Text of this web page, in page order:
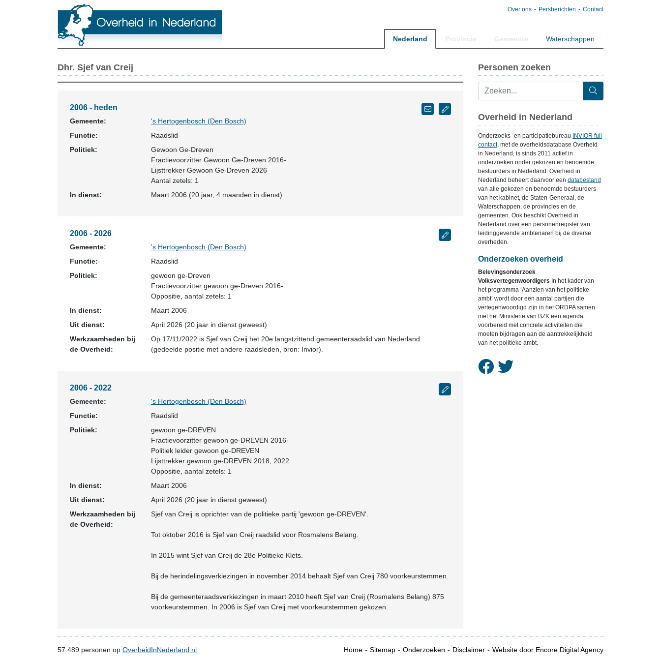
Over ons Persberichten Contact
Nederland Waterschappen
Dhr. Sjef van Creij
2006 - heden
Gemeente:
's Hertogenbosch (Den Bosch)
Functie:
Raadslid
Politiek:
Gewoon Ge-Dreven
Fractievoorzitter Gewoon Ge-Dreven 2016-
Lijsttrekker Gewoon Ge-Dreven 2026
Aantal zetels: 1
In dienst:
Maart 2006 (20 jaar, 4 maanden in dienst)
2006 - 2026
Gemeente:
's Hertogenbosch (Den Bosch)
Functie:
Raadslid
Politiek:
gewoon ge-Dreven
Fractievoorzitter gewoon ge-Dreven 2016-
Oppositie , aantal zetels: 1
In dienst:
Maart 2006
Uit dienst:
April 2026 (20 jaar in dienst geweest)
Werkzaamheden bij
de Overheid:
Op 17/11/2022 is Sjef van Creij het 20e langstzittend gemeenteraadslid van Nederland
(gedeelde positie met andere raadsleden, bron: Invior).
2006 - 2022
Gemeente:
's Hertogenbosch (Den Bosch)
Functie:
Raadslid
Politiek:
gewoon ge-DREVEN
Fractievoorzitter gewoon ge-DREVEN 2016-
Politiek leider gewoon ge-DREVEN
Lijsttrekker gewoon ge-DREVEN 2018, 2022
Oppositie , aantal zetels: 1
In dienst:
Maart 2006
Uit dienst:
April 2026 (20 jaar in dienst geweest)
Werkzaamheden bij
de Overheid:
Sjef van Creij is oprichter van de politieke partij 'gewoon ge-DREVEN'.
Tot oktober 2016 is Sjef van Creij raadslid voor Rosmalens Belang.
In 2015 wint Sjef van Creij de 28e Politieke Klets.
Bij de herindelingsverkiezingen in november 2014 behaalt Sjef van Creij 780 voorkeurstemmen.
Bij de gemeenteraadsverkiezingen in maart 2010 heeft Sjef van Creij (Rosmalens Belang) 875
voorkeurstemmen. In 2006 is Sjef van Creij met voorkeurstemmen gekozen.
Personen zoeken
Overheid in Nederland
Onderzoeks- en participatiebureau
INVIOR full
contact, met de overheidsdatabase Overheid
in Nederland, is sinds 2011 actief in
onderzoeken onder gekozen en benoemde
bestuurders in Nederland. Overheid in
Nederland beheert daarvoor een databestand
van alle gekozen en benoemde bestuurders
van het kabinet, de Staten-Generaal, de
Waterschappen, de provincies en de
gemeenten. Ook beschikt Overheid in
Nederland over een personenregister van
leidinggevende ambtenaren bij de diverse
overheden.
Onderzoeken overheid
Belevingsonderzoek
Volksvertegenwoordigers In het kader van
het programma ‘Aanzien van het politieke
ambt’ wordt door een aantal partijen die
vertegenwoordigd zijn in het ORDPA samen
met het Ministerie van BZK een agenda
voorbereid met concrete activiteiten die
moeten bijdragen aan de aantrekkelijkheid
van het politieke ambt.
57.489 personen op OverheidInNederland.nl Home Sitemap Onderzoeken Disclaimer Website door Encore Digital Agency